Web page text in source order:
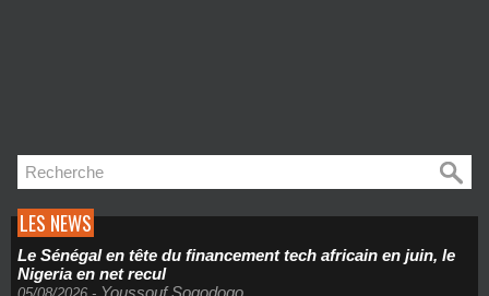
LES NEWS
Le Sénégal en tête du financement tech africain en juin, le
Nigeria en net recul
Youssouf Sogodogo